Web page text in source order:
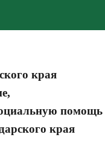
края
помощь
края